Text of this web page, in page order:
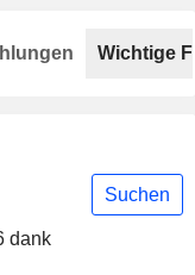
Suchen
dank
Wichtige